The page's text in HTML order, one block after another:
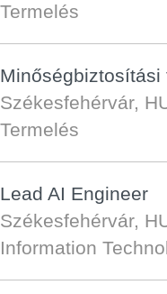
Termelés
Minőségbiztosítási
Székesfehérvár,
Termelés
Lead AI Engineer
Székesfehérvár,
Information